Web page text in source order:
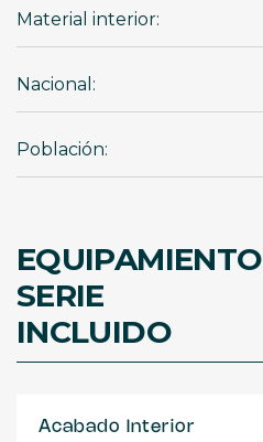
Material interior:
Nacional:
Población:
EQUIPAMIENTO
SERIE
INCLUIDO
Acabado Interior